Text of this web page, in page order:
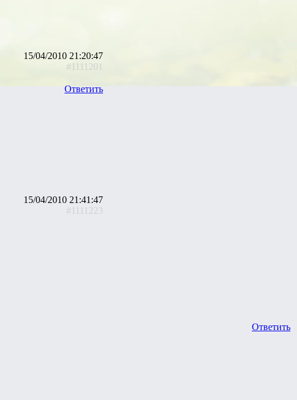
15/04/2010 21:20:47
#1111201
Ответить
15/04/2010 21:41:47
#1111223
Ответить